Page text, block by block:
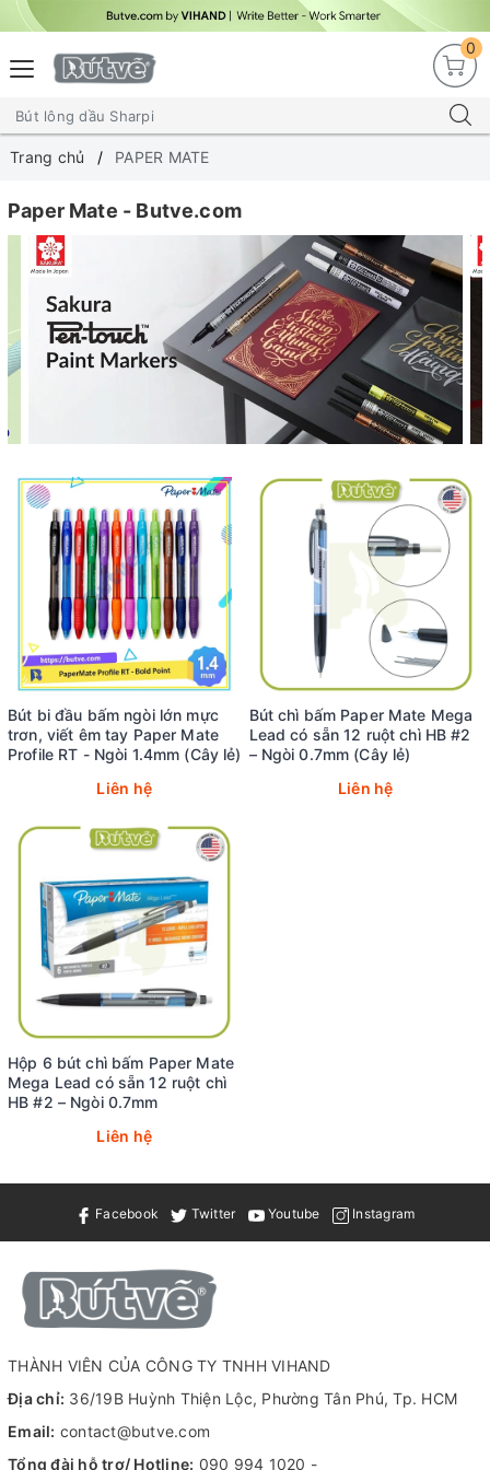
0
Trang chủ PAPER MATE
Paper Mate - Butve.com
Bút bi đầu bấm ngòi lớn mực
trơn, viết êm tay Paper Mate
Profile RT - Ngòi 1.4mm (Cây lẻ)
Liên hệ
Bút chì bấm Paper Mate Mega
Lead có sẵn 12 ruột chì HB #2
– Ngòi 0.7mm (Cây lẻ)
Liên hệ
Hộp 6 bút chì bấm Paper Mate
Mega Lead có sẵn 12 ruột chì
HB #2 – Ngòi 0.7mm
Liên hệ
Facebook Twitter Youtube Instagram
THÀNH VIÊN CỦA CÔNG TY TNHH VIHAND
Địa chỉ: 36/19B Huỳnh Thiện Lộc, Phường Tân Phú, Tp. HCM
Email: contact@butve.com
Tổng đài hỗ trợ/ Hotline: 090 994 1020 -